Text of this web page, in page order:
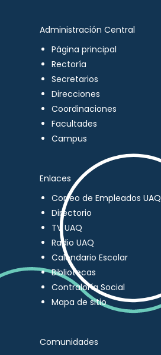
Administración Central
Página principal
Rectoría
Secretarios
Direcciones
Coordinaciones
Facultades
Campus
Enlaces
Correo de Empleados UAQ
Directorio
TV UAQ
Radio UAQ
Calendario Escolar
Bibliotecas
Contraloría Social
Mapa de sitio
Comunidades